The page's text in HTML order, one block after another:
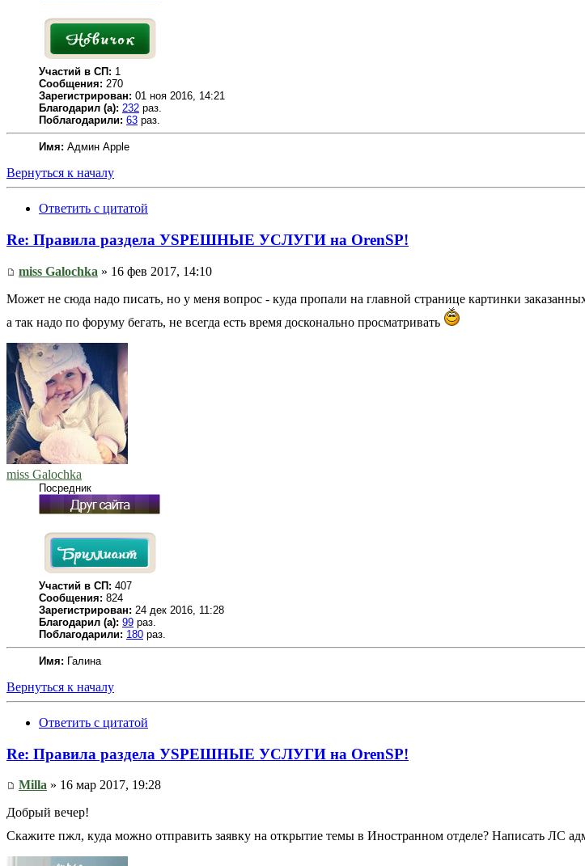
Участий в СП: 1
Сообщения: 270
Зарегистрирован: 01 ноя 2016, 14:21
Благодарил (а): 232 раз.
Поблагодарили: 63 раз.
Имя: Админ Apple
Вернуться к началу
Ответить с цитатой
Re: Правила раздела УSPЕШНЫЕ УСЛУГИ на OrenSP!
miss Galochka » 16 фев 2017, 14:10
Может не сюда надо писать, но у меня вопрос - куда пропали на главной странице картинки
а так надо по форуму бегать, не всегда есть время досконально просматривать
miss Galochka
Посредник
Участий в СП: 407
Сообщения: 824
Зарегистрирован: 24 дек 2016, 11:28
Благодарил (а): 99 раз.
Поблагодарили: 180 раз.
Имя: Галина
Вернуться к началу
Ответить с цитатой
Re: Правила раздела УSPЕШНЫЕ УСЛУГИ на OrenSP!
Milla » 16 мар 2017, 19:28
Добрый вечер!
Скажите пжл, куда можно отправить заявку на открытие темы в Иностранном отделе? Написать ЛС